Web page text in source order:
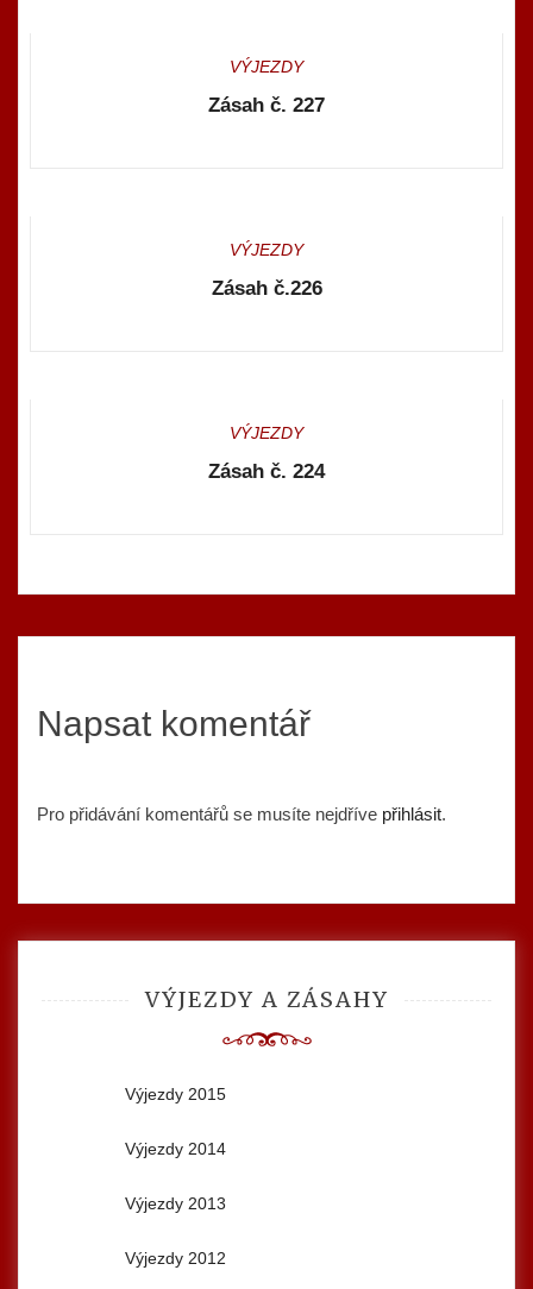
VÝJEZDY
Zásah č. 227
VÝJEZDY
Zásah č.226
VÝJEZDY
Zásah č. 224
Napsat komentář
Pro přidávání komentářů se musíte nejdříve přihlásit.
VÝJEZDY A ZÁSAHY
Výjezdy 2015
Výjezdy 2014
Výjezdy 2013
Výjezdy 2012